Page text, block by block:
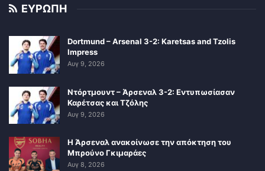
ΕΥΡΩΠΗ
Dortmund – Arsenal 3-2: Karetsas and Tzolis
Impress
Αυγ 9, 2026
Ντόρτμουντ – Άρσεναλ 3-2: Εντυπωσίασαν
Καρέτσας και Τζόλης
Αυγ 9, 2026
Η Άρσεναλ ανακοίνωσε την απόκτηση του
Μπρούνο Γκιμαράες
Αυγ 8, 2026